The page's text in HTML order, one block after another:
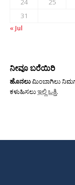
24
25
31
« Jul
ನೀವೂ ಬರೆಯಿರಿ
ಹೊನಲುಮಿಂಬಾಗಿಲು
ಕಳುಹಿಸಲುಇಲ್ಲಿ ಒತ್ತಿ.